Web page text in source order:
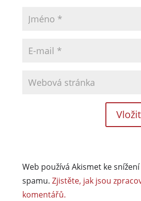
Web používá Akismet ke
spamu. Zjistěte, jak jsou
komentářů.